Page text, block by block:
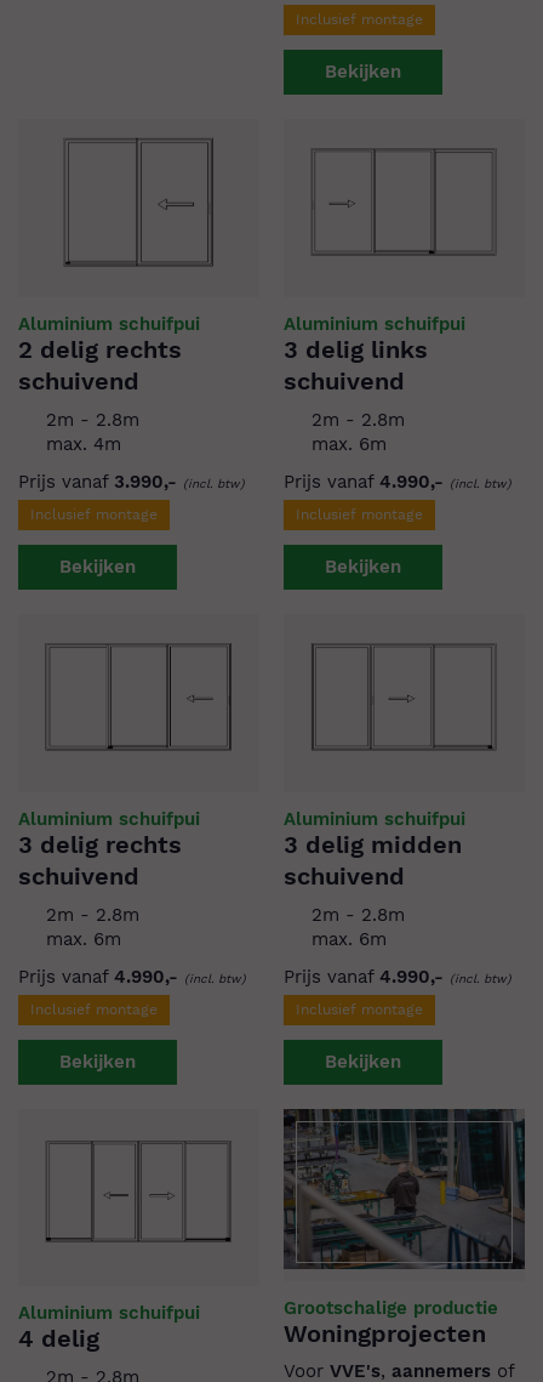
Inclusief montage
Bekijken
Aluminium schuifpui
2 delig rechts
schuivend
2m - 2.8m
max. 4m
Prijs vanaf 3.990,- (incl. btw)
Inclusief montage
Bekijken
Aluminium schuifpui
3 delig links
schuivend
2m - 2.8m
max. 6m
Prijs vanaf 4.990,- (incl. btw)
Inclusief montage
Bekijken
Aluminium schuifpui
3 delig rechts
schuivend
2m - 2.8m
max. 6m
Prijs vanaf 4.990,- (incl. btw)
Inclusief montage
Bekijken
Aluminium schuifpui
3 delig midden
schuivend
2m - 2.8m
max. 6m
Prijs vanaf 4.990,- (incl. btw)
Inclusief montage
Bekijken
Aluminium schuifpui
4 delig
2m - 2.8m
Grootschalige productie
Woningprojecten
Voor VVE's, aannemers of